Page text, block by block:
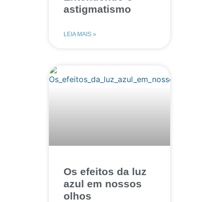
astigmatismo
LEIA MAIS »
Os efeitos da luz
azul em nossos
olhos